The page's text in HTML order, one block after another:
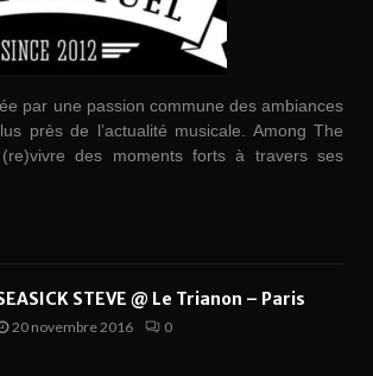
par une passion commune des ambiances
près de l’actualité musicale. Among The
des moments forts à travers ses
STEVE @ Le Trianon – Paris
20 novembre 2016 0